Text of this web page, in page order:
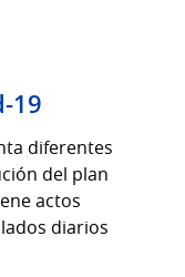
19
diferentes
del plan
actos
diarios